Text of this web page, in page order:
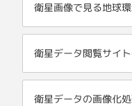
衛星画像で見る地球
衛星データ閲覧サイ
衛星データの画像化